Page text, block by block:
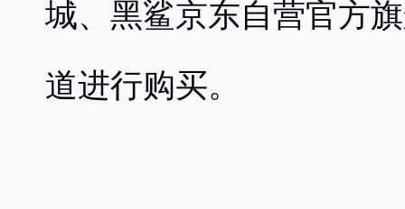
城、黑鲨京东自营官方
道进行购买。